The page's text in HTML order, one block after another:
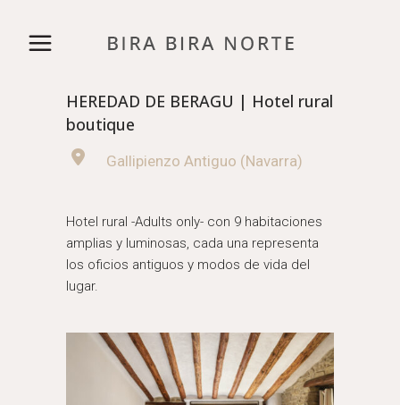
HEREDAD DE BERAGU | Hotel rural
boutique
Gallipienzo Antiguo (Navarra)
Hotel rural -Adults only- con 9 habitaciones
amplias y luminosas, cada una representa
los oficios antiguos y modos de vida del
lugar.